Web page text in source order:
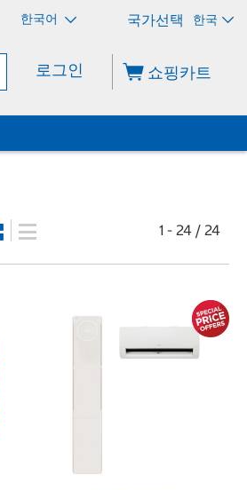
한국어 한국
로그인 쇼핑카트
1 - 24 / 24